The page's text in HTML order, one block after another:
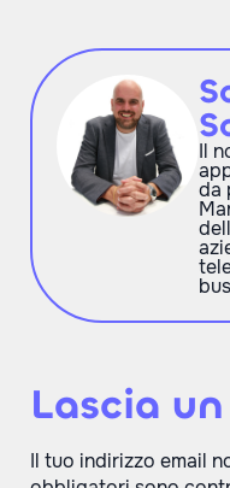
Il
da
Lascia
Il tuo indirizzo email